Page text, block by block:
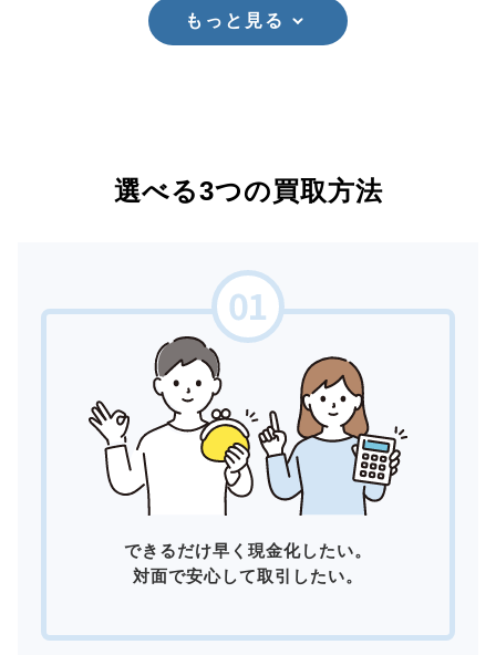
もっと見る
選べる3つの買取方法
できるだけ早く現金化したい。
対面で安心して取引したい。